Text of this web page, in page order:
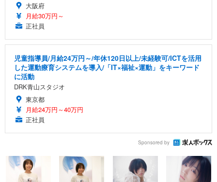
大阪府
月給30万円～
正社員
児童指導員/月給24万円～/年休120日以上/未経験可/ICTを活用
した運動療育システムを導入/「IT×福祉×運動」をキーワード
に活動
DRK青山スタジオ
東京都
月給24万円～40万円
正社員
Sponsored by